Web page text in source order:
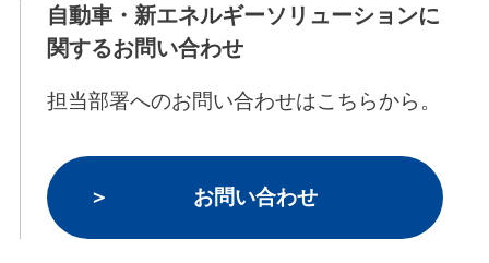
自動車・新エネルギーソリューションに
関するお問い合わせ
担当部署へのお問い合わせはこちらから。
お問い合わせ